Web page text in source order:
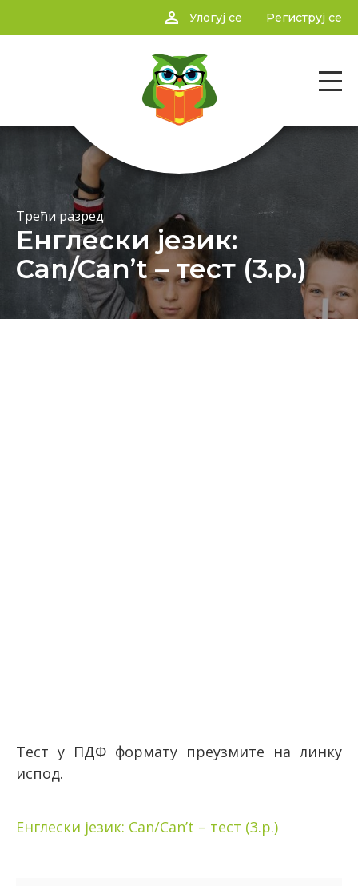
person_outline Улогуј се Региструј се
Трећи разред
Енглески језик:
Can/Can’t – тест (3.р.)
Тест у ПДФ формату преузмите на линку
испод.
Енглески језик: Can/Can’t – тест (3.р.)